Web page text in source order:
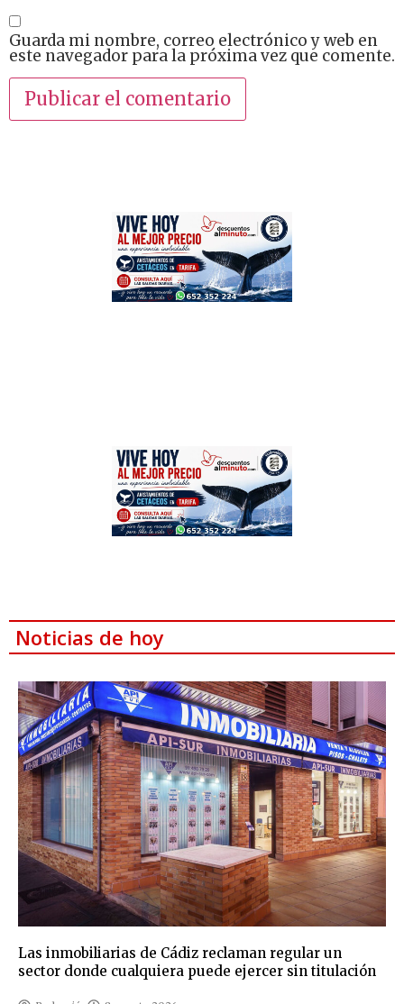
Guarda mi nombre, correo electrónico y web en
este navegador para la próxima vez que comente.
Noticias de hoy
Las inmobiliarias de Cádiz reclaman regular un
sector donde cualquiera puede ejercer sin titulación